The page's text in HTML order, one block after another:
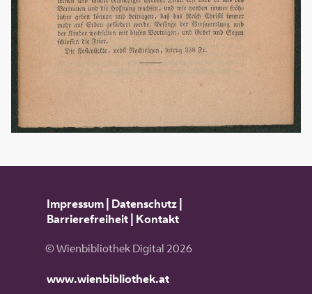
Impressum| Datenschutz|
Barrierefreiheit| Kontakt
© Wienbibliothek Digital 2026
www.wienbibliothek.at